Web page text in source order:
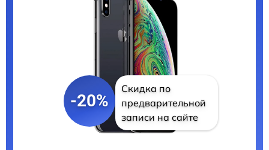
-20%
Скидка по
предварительной
записи на сайте